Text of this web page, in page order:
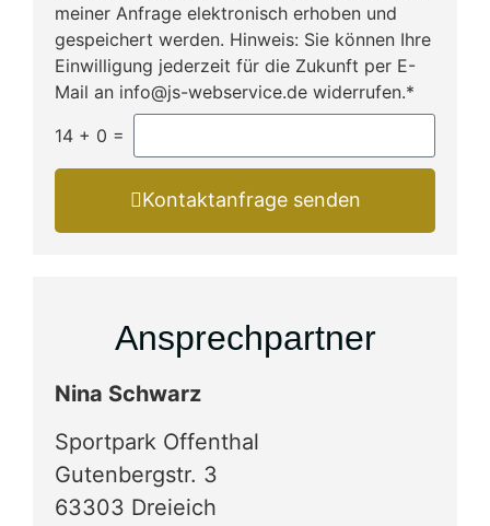
meiner Anfrage elektronisch erhoben und
gespeichert werden. Hinweis: Sie können Ihre
Einwilligung jederzeit für die Zukunft per E-
Mail an info@js-webservice.de widerrufen.*
14 + 0 =
Kontaktanfrage senden
Ansprechpartner
Nina Schwarz
Sportpark Offenthal
Gutenbergstr. 3
63303 Dreieich